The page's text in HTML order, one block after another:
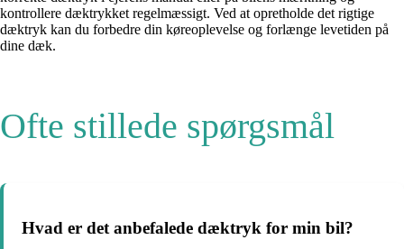
kontrollere dæktrykket regelmæssigt. Ved at opretholde det rigtige
dæktryk kan du forbedre din køreoplevelse og forlænge levetiden på
dine dæk.
Ofte stillede spørgsmål
Hvad er det anbefalede dæktryk for min bil?